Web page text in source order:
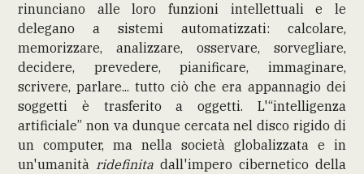
rinunciano alle loro funzioni intellettuali e le
delegano a sistemi automatizzati: calcolare,
memorizzare, analizzare, osservare, sorvegliare,
decidere, prevedere, pianificare, immaginare,
scrivere, parlare... tutto ciò che era appannagio dei
soggetti è trasferito a oggetti. L'“intelligenza
artificiale” non va dunque cercata nel disco rigido di
un computer, ma nella società globalizzata e in
un'umanità ridefinita dall'impero cibernetico della